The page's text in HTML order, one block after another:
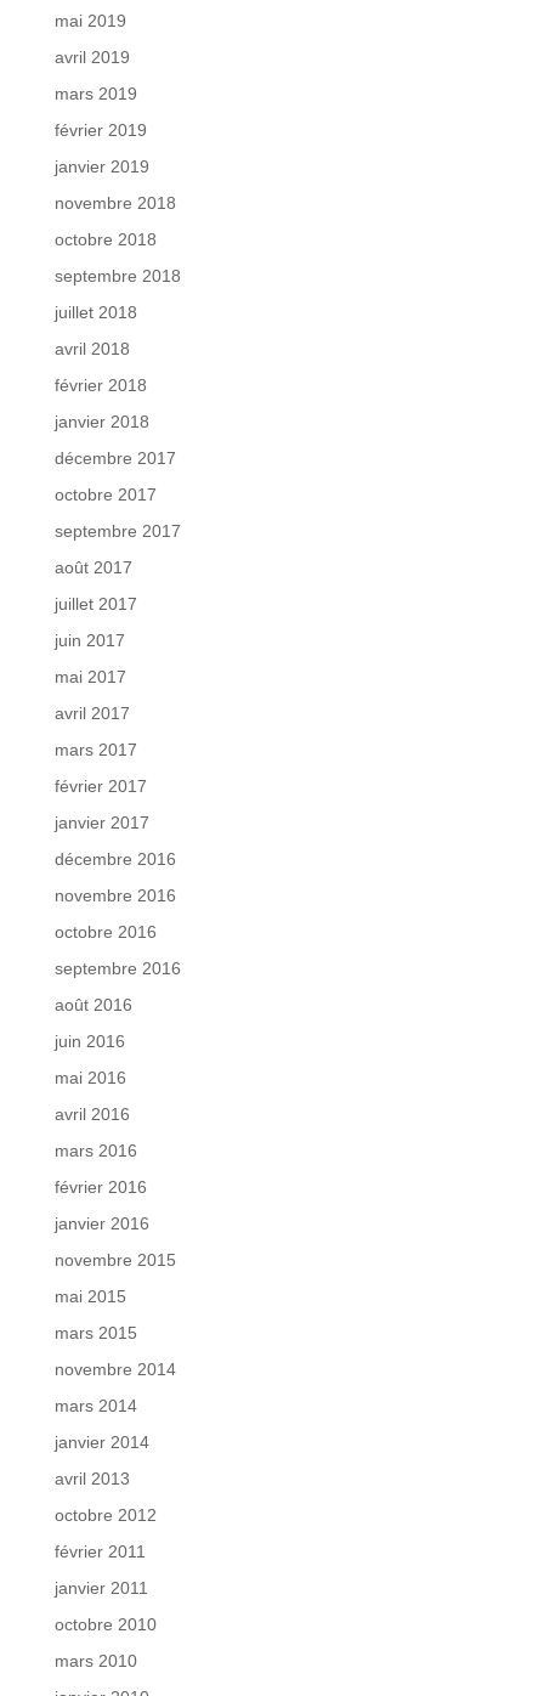
mai 2019
avril 2019
mars 2019
février 2019
janvier 2019
novembre 2018
octobre 2018
septembre 2018
juillet 2018
avril 2018
février 2018
janvier 2018
décembre 2017
octobre 2017
septembre 2017
août 2017
juillet 2017
juin 2017
mai 2017
avril 2017
mars 2017
février 2017
janvier 2017
décembre 2016
novembre 2016
octobre 2016
septembre 2016
août 2016
juin 2016
mai 2016
avril 2016
mars 2016
février 2016
janvier 2016
novembre 2015
mai 2015
mars 2015
novembre 2014
mars 2014
janvier 2014
avril 2013
octobre 2012
février 2011
janvier 2011
octobre 2010
mars 2010